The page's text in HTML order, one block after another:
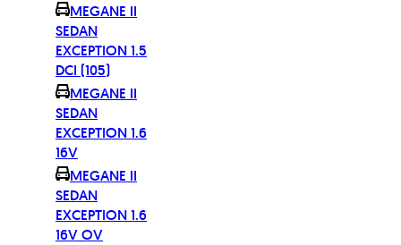
MEGANE II
SEDAN
EXCEPTION 1.5
DCI (105)
MEGANE II
SEDAN
EXCEPTION 1.6
16V
MEGANE II
SEDAN
EXCEPTION 1.6
16V OV